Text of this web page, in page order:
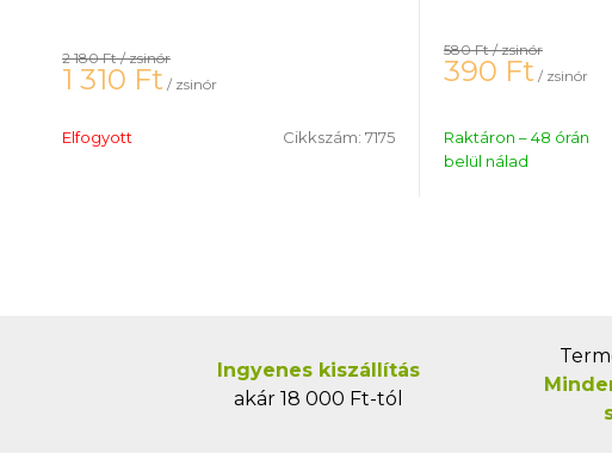
2 180 Ft/ zsinór
1 310 Ft / zsinór
Elfogyott Cikkszám: 7175
580 Ft/ zsinór
390 Ft / zsinór
Raktáron – 48 órán
belül nálad
Ingyenes kiszállítás
akár 18 000 Ft-tól